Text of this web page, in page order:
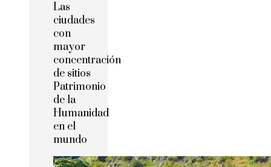
Las
ciudades
con
mayor
concentración
de sitios
Patrimonio
de la
Humanidad
en el
mundo